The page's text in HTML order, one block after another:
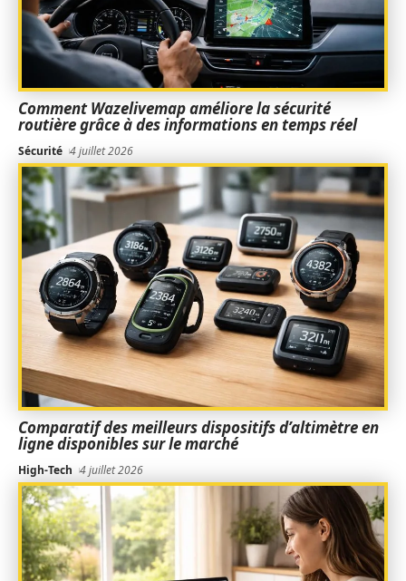
Comment Wazelivemap améliore la sécurité
routière grâce à des informations en temps réel
Sécurité 4 juillet 2026
Comparatif des meilleurs dispositifs d’altimètre en
ligne disponibles sur le marché
High-Tech 4 juillet 2026